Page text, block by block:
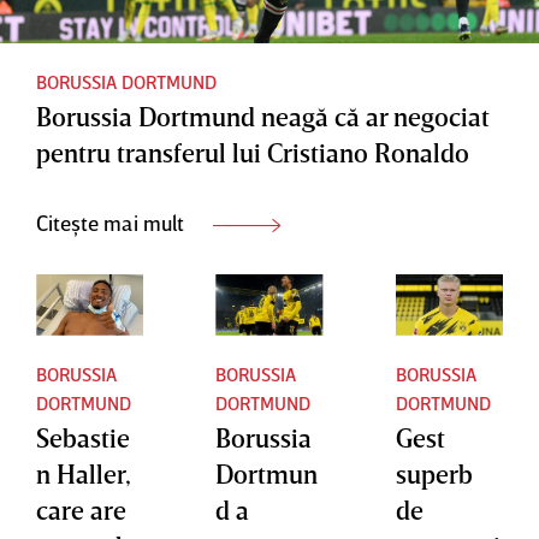
d
ei
BORUSSIA DORTMUND
Borussia Dortmund neagă că ar negociat
pentru transferul lui Cristiano Ronaldo
Citește mai mult
BORUSSIA
DORTMUND
Sebastie
n Haller,
care are
BORUSSIA
DORTMUND
Borussia
Dortmun
d a
BORUSSIA
DORTMUND
Gest
superb
de